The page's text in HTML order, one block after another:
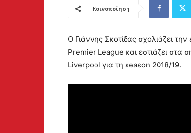
Κοινοποίηση
Ο Γιάννης Σκοτίδας σχολιάζει
Premier League και εστιάζει στα
Liverpool για τη season 2018/19.